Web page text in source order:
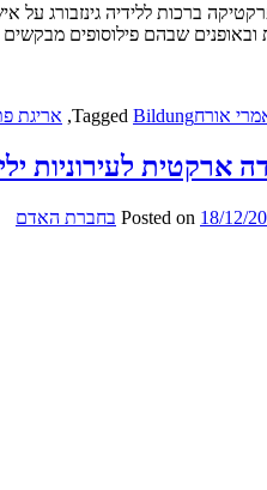
ברכות ללידיה גינזבורג
ובאופנים שבהם פילוסופים
אורח Tagged Bildung
, אריגת
ארקטית לעירוניות
Posted on 18/12/ בחברת האדם